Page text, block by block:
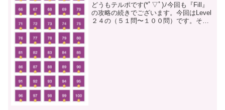
どうもテルポです(*ﾟ▽ﾟ)ﾉ今回も『Fill』
の攻略の続きでございます。今回はLevel
２４の（５１問〜１００問）です。それ